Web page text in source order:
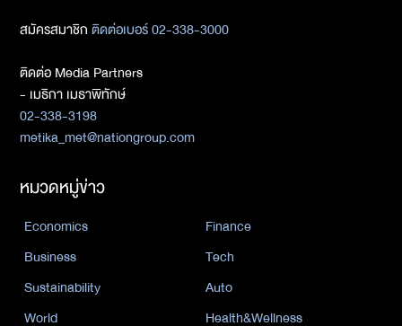
สมัครสมาชิกติดต่อเบอร์ 02-338-3000
ติดต่อ Media Partners
- เมธิกา เมธาพิทักษ์
02-338-3198
metika_met@nationgroup.com
หมวดหมู่ข่าว
Economics
Finance
Business
Tech
Sustainability
Auto
World
Health&Wellness